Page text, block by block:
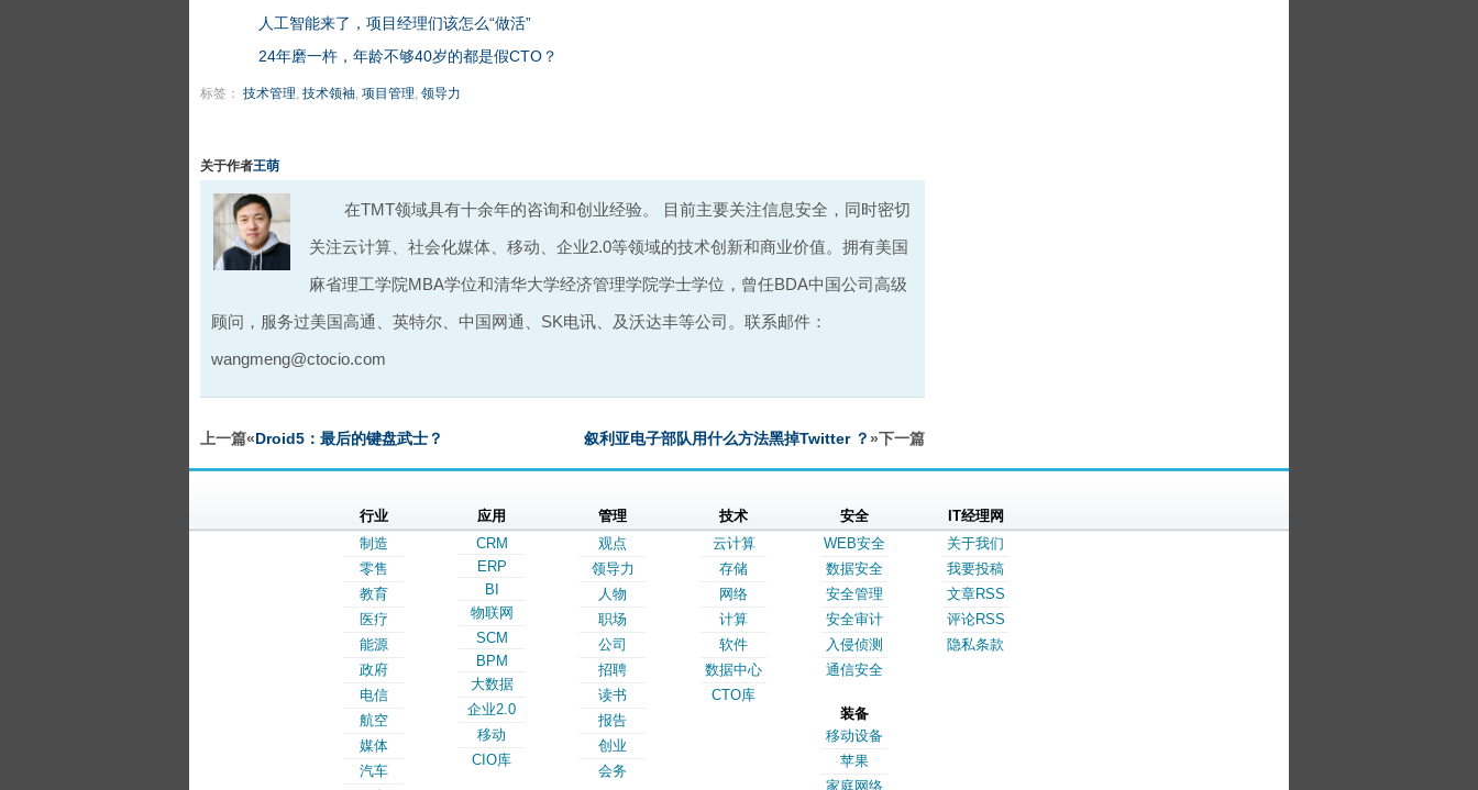
人工智能来了，项目经理们该怎么“做活”
24年磨一杵，年龄不够40岁的都是假CTO？
标签： 技术管理, 技术领袖, 项目管理, 领导力
关于作者王萌
在TMT领域具有十余年的咨询和创业经验。 目前主要关注信息安全，同时密切
关注云计算、社会化媒体、移动、企业2.0等领域的技术创新和商业价值。拥有美国
麻省理工学院MBA学位和清华大学经济管理学院学士学位，曾任BDA中国公司高级
顾问，服务过美国高通、英特尔、中国网通、SK电讯、及沃达丰等公司。联系邮件：
wangmeng@ctocio.com
上一篇«Droid5：最后的键盘武士？ 叙利亚电子部队用什么方法黑掉Twitter ？»下一篇
行业
制造
零售
教育
医疗
能源
政府
电信
航空
媒体
汽车
应用
CRM
ERP
BI
物联网
SCM
BPM
大数据
企业2.0
移动
CIO库
管理
观点
领导力
人物
职场
公司
招聘
读书
报告
创业
会务
技术
云计算
存储
网络
计算
软件
数据中心
CTO库
安全
WEB安全
数据安全
安全管理
安全审计
入侵侦测
通信安全
装备
移动设备
苹果
家庭网络
IT经理网
关于我们
我要投稿
文章RSS
评论RSS
隐私条款